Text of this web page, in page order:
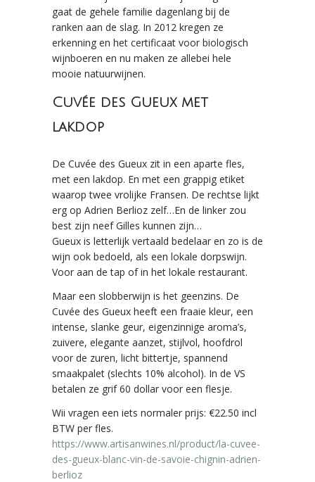
gaat de gehele familie dagenlang bij de
ranken aan de slag. In 2012 kregen ze
erkenning en het certificaat voor biologisch
wijnboeren en nu maken ze allebei hele
mooie natuurwijnen.
Cuvée des Gueux met
lakdop
De Cuvée des Gueux zit in een aparte fles,
met een lakdop. En met een grappig etiket
waarop twee vrolijke Fransen. De rechtse lijkt
erg op Adrien Berlioz zelf…En de linker zou
best zijn neef Gilles kunnen zijn…
Gueux is letterlijk vertaald bedelaar en zo is de
wijn ook bedoeld, als een lokale dorpswijn.
Voor aan de tap of in het lokale restaurant.
Maar een slobberwijn is het geenzins. De
Cuvée des Gueux heeft een fraaie kleur, een
intense, slanke geur, eigenzinnige aroma’s,
zuivere, elegante aanzet, stijlvol, hoofdrol
voor de zuren, licht bittertje, spannend
smaakpalet (slechts 10% alcohol). In de VS
betalen ze grif 60 dollar voor een flesje.
Wii vragen een iets normaler prijs: €22.50 incl
BTW per fles.
https://www.artisanwines.nl/product/la-cuvee-
des-gueux-blanc-vin-de-savoie-chignin-adrien-
berlioz